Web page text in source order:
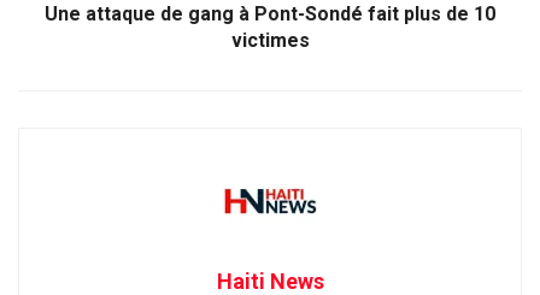
Une attaque de gang à Pont-Sondé fait plus de 10
victimes
Haiti News